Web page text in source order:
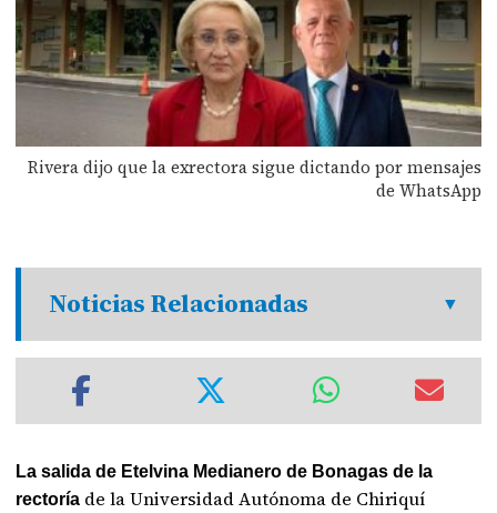
Rivera dijo que la exrectora sigue dictando por mensajes
de WhatsApp
Noticias Relacionadas
La salida de Etelvina Medianero de Bonagas de la
rectoría de la Universidad Autónoma de Chiriquí